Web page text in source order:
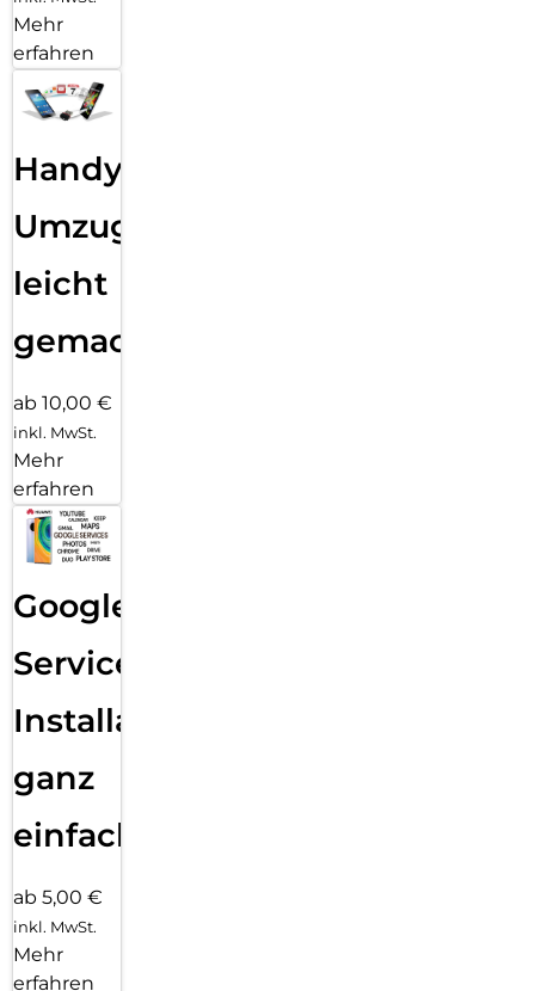
Mehr
erfahren
Handy
Umzug
leicht
gemacht!
ab 10,00 €
inkl. MwSt.
Mehr
erfahren
Google
Services
Installation
ganz
einfach
ab 5,00 €
inkl. MwSt.
Mehr
erfahren